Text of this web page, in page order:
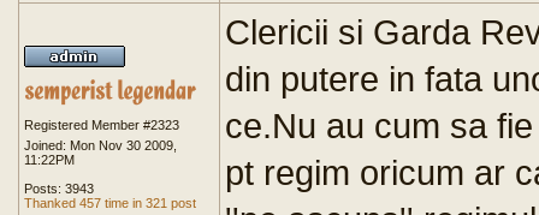
Registered Member #2323
Joined: Mon Nov 30 2009,
11:22PM
Posts: 3943
Thanked 457 time in 321 post
Clericii si Garda
din putere in fata
ce.Nu au cum sa
pt regim oricum ar